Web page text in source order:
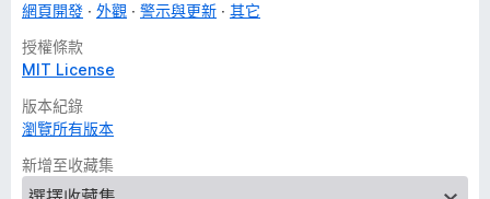
網頁開發
外觀 警示與更新
其它
授權條款
MIT License
版本紀錄
瀏覽所有版本
新增至收藏集